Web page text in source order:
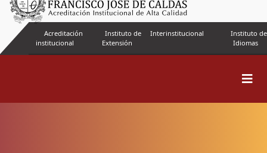
Acreditación
institucional
Instituto de
Extensión
Interinstitucional
Instituto de
Idiomas